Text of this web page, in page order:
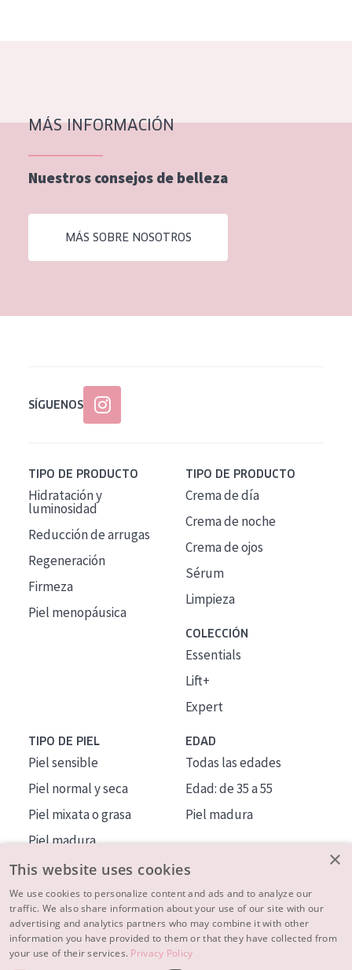
Piel normal y seca
Piel mixata o grasa
Piel madura
Piel expuesta al sol
Piel menopáusica
Todas las edades
MÁS INFORMACIÓN
Nuestros consejos de belleza
MÁS SOBRE NOSOTROS
SÍGUENOS
TIPO DE PRODUCTO
Hidratación y
luminosidad
Reducción de arrugas
Regeneración
Firmeza
Piel menopáusica
TIPO DE PRODUCTO
Crema de día
Crema de noche
Crema de ojos
Sérum
Limpieza
COLECCIÓN
Essentials
Lift+
Expert
TIPO DE PIEL
Piel sensible
Piel normal y seca
Piel mixata o grasa
Piel madura
Piel expuesta al sol
Piel menopáusica
EDAD
Todas las edades
Edad: de 35 a 55
Piel madura
MÁS SOBRE NOSOTROS
INSPIRACIÓN
×
This website uses cookies
We use cookies to personalize content and ads and to analyze our
traffic. We also share information about your use of our site with our
advertising and analytics partners who may combine it with other
information you have provided to them or that they have collected from
your use of their services. Privacy Policy